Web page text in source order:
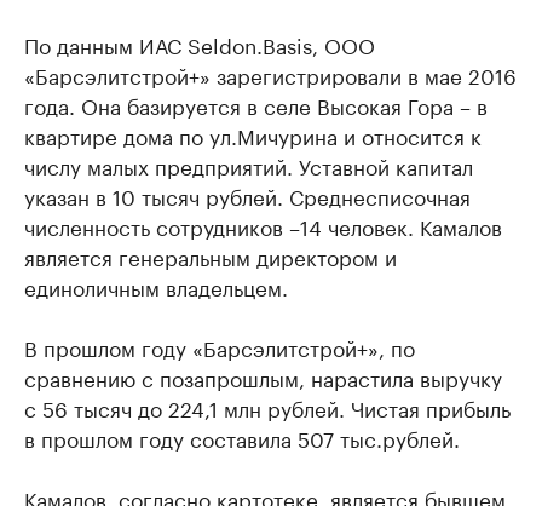
По данным ИАС Seldon.Basis, ООО
«Барсэлитстрой+» зарегистрировали в мае 2016
года. Она базируется в селе Высокая Гора – в
квартире дома по ул.Мичурина и относится к
числу малых предприятий. Уставной капитал
указан в 10 тысяч рублей. Среднесписочная
численность сотрудников –14 человек. Камалов
является генеральным директором и
единоличным владельцем.
В прошлом году «Барсэлитстрой+», по
сравнению с позапрошлым, нарастила выручку
с 56 тысяч до 224,1 млн рублей. Чистая прибыль
в прошлом году составила 507 тыс.рублей.
Камалов, согласно картотеке, является бывшем